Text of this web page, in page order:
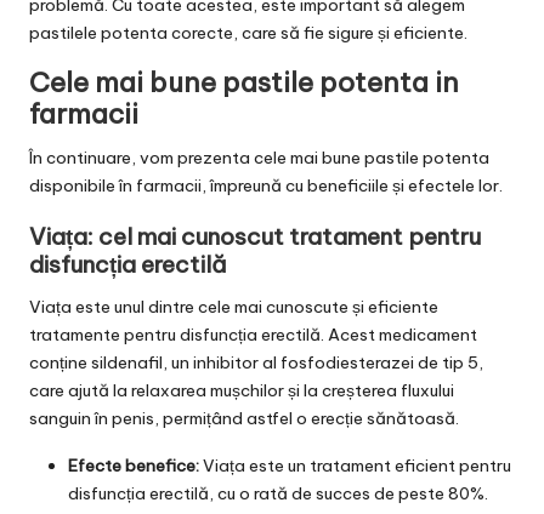
problemă. Cu toate acestea, este important să alegem
pastilele potenta corecte, care să fie sigure și eficiente.
Cele mai bune pastile potenta in
farmacii
În continuare, vom prezenta cele mai bune pastile potenta
disponibile în farmacii, împreună cu beneficiile și efectele lor.
Viața: cel mai cunoscut tratament pentru
disfuncția erectilă
Viața este unul dintre cele mai cunoscute și eficiente
tratamente pentru disfuncția erectilă. Acest medicament
conține sildenafil, un inhibitor al fosfodiesterazei de tip 5,
care ajută la relaxarea mușchilor și la creșterea fluxului
sanguin în penis, permițând astfel o erecție sănătoasă.
Efecte benefice:Viața este un tratament eficient pentru
disfuncția erectilă, cu o rată de succes de peste 80%.